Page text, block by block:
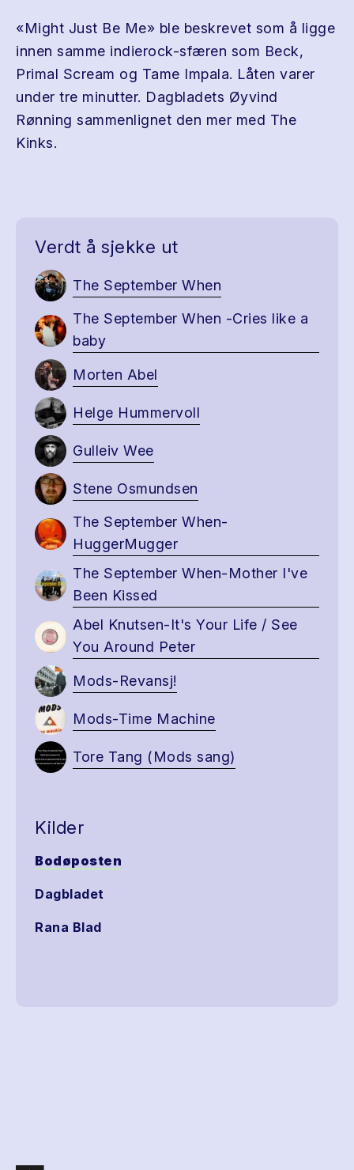
«Might Just Be Me» ble beskrevet som å ligge
innen samme indierock-sfæren som Beck,
Primal Scream og Tame Impala. Låten varer
under tre minutter. Dagbladets Øyvind
Rønning sammenlignet den mer med The
Kinks.
Verdt å sjekke ut
The September When
The September When -Cries like a
baby
Morten Abel
Helge Hummervoll
Gulleiv Wee
Stene Osmundsen
The September When-
HuggerMugger
The September When-Mother I've
Been Kissed
Abel Knutsen-It's Your Life / See
You Around Peter
Mods-Revansj!
Mods-Time Machine
Tore Tang (Mods sang)
Kilder
Bodøposten
Dagbladet
Rana Blad